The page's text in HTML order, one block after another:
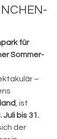
für
Sommer-
–
, ist
Juli bis 31.
der